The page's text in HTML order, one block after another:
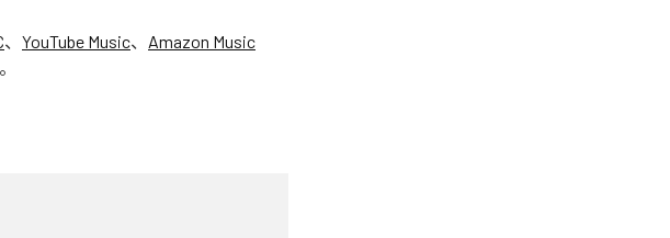
、 YouTube Music、 Amazon Music